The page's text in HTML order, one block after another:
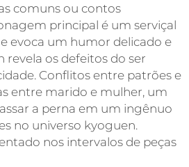
comuns ou contos
principal é um serviçal
evoca um humor delicado e
revela os defeitos do ser
Conflitos entre patrões e
entre marido e mulher, um
a perna em um ingênuo
no universo kyoguen.
nos intervalos de peças